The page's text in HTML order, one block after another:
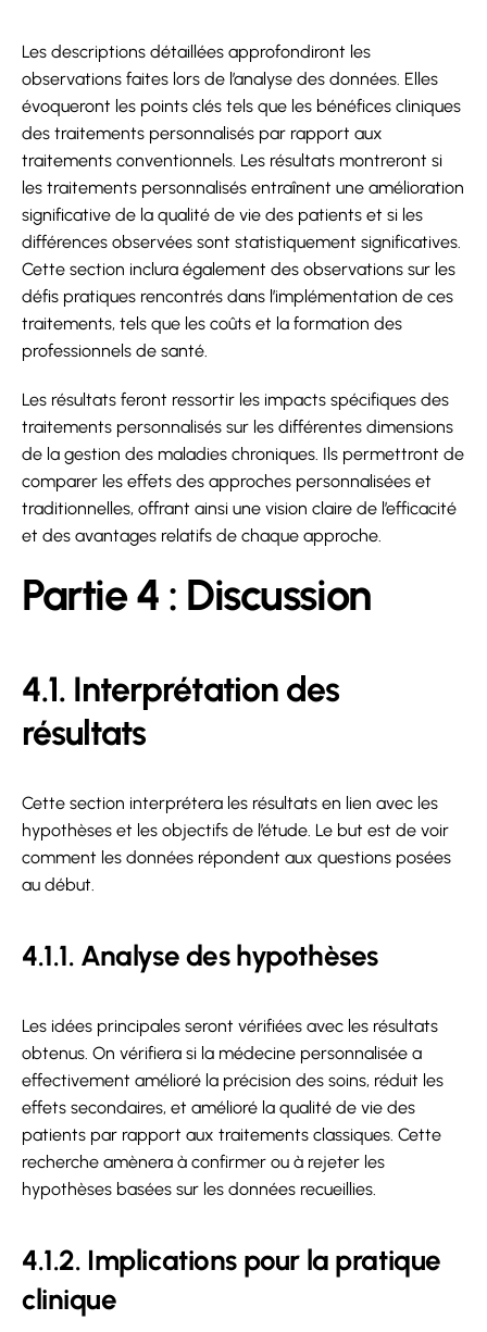
Les descriptions détaillées approfondiront les
observations faites lors de l’analyse des données. Elles
évoqueront les points clés tels que les bénéfices cliniques
des traitements personnalisés par rapport aux
traitements conventionnels. Les résultats montreront si
les traitements personnalisés entraînent une amélioration
significative de la qualité de vie des patients et si les
différences observées sont statistiquement significatives.
Cette section inclura également des observations sur les
défis pratiques rencontrés dans l’implémentation de ces
traitements, tels que les coûts et la formation des
professionnels de santé.
Les résultats feront ressortir les impacts spécifiques des
traitements personnalisés sur les différentes dimensions
de la gestion des maladies chroniques. Ils permettront de
comparer les effets des approches personnalisées et
traditionnelles, offrant ainsi une vision claire de l’efficacité
et des avantages relatifs de chaque approche.
Partie 4 : Discussion
4.1. Interprétation des
résultats
Cette section interprétera les résultats en lien avec les
hypothèses et les objectifs de l’étude. Le but est de voir
comment les données répondent aux questions posées
au début.
4.1.1. Analyse des hypothèses
Les idées principales seront vérifiées avec les résultats
obtenus. On vérifiera si la médecine personnalisée a
effectivement amélioré la précision des soins, réduit les
effets secondaires, et amélioré la qualité de vie des
patients par rapport aux traitements classiques. Cette
recherche amènera à confirmer ou à rejeter les
hypothèses basées sur les données recueillies.
4.1.2. Implications pour la pratique
clinique